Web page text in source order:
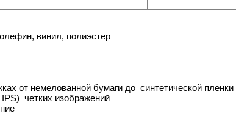
винил, полиэстер
от немелованной бумаги до синтетической пленки
четких изображений